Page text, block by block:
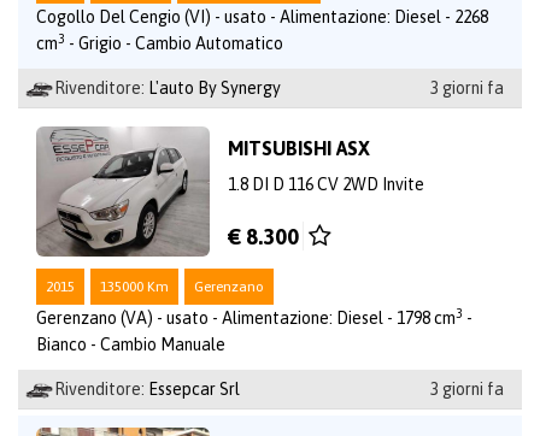
Cogollo Del Cengio (VI) - usato - Alimentazione: Diesel - 2268
cm3 - Grigio - Cambio Automatico
Rivenditore: L'auto By Synergy 3 giorni fa
MITSUBISHI ASX
1.8 DI D 116 CV 2WD Invite
€ 8.300
2015 135000 Km Gerenzano
Gerenzano (VA) - usato - Alimentazione: Diesel - 1798 cm3 -
Bianco - Cambio Manuale
Rivenditore: Essepcar Srl 3 giorni fa